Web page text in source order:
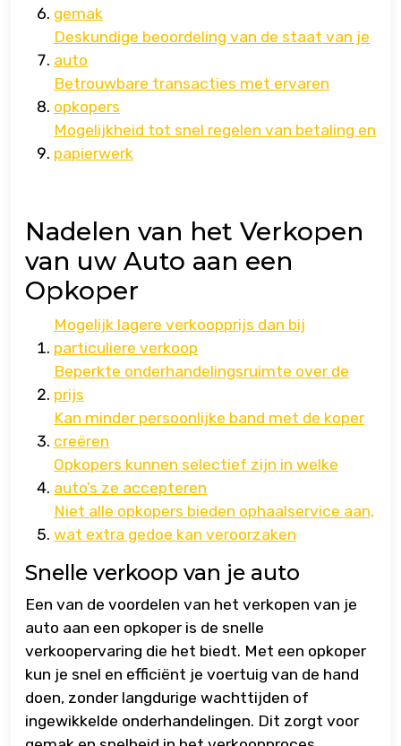
gemak
Deskundige beoordeling van de staat van je
auto
Betrouwbare transacties met ervaren
opkopers
Mogelijkheid tot snel regelen van betaling en
papierwerk
Nadelen van het Verkopen
van uw Auto aan een
Opkoper
Mogelijk lagere verkoopprijs dan bij
particuliere verkoop
Beperkte onderhandelingsruimte over de
prijs
Kan minder persoonlijke band met de koper
creëren
Opkopers kunnen selectief zijn in welke
auto’s ze accepteren
Niet alle opkopers bieden ophaalservice aan,
wat extra gedoe kan veroorzaken
Snelle verkoop van je auto
Een van de voordelen van het verkopen van je
auto aan een opkoper is de snelle
verkoopervaring die het biedt. Met een opkoper
kun je snel en efficiënt je voertuig van de hand
doen, zonder langdurige wachttijden of
ingewikkelde onderhandelingen. Dit zorgt voor